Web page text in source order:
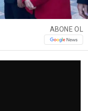
ABONE OL